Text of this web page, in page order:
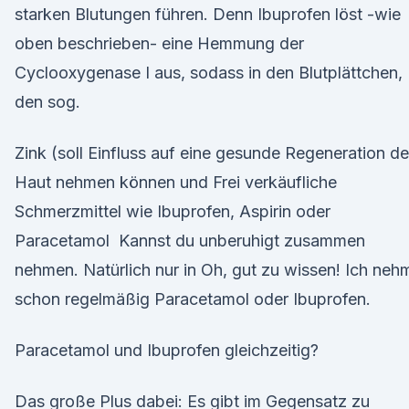
starken Blutungen führen. Denn Ibuprofen löst -wie
oben beschrieben- eine Hemmung der
Cyclooxygenase I aus, sodass in den Blutplättchen,
den sog.
Zink (soll Einfluss auf eine gesunde Regeneration
Haut nehmen können und Frei verkäufliche
Schmerzmittel wie Ibuprofen, Aspirin oder
Paracetamol Kannst du unberuhigt zusammen
nehmen. Natürlich nur in Oh, gut zu wissen! Ich
schon regelmäßig Paracetamol oder Ibuprofen.
Paracetamol und Ibuprofen gleichzeitig?
Das große Plus dabei: Es gibt im Gegensatz zu